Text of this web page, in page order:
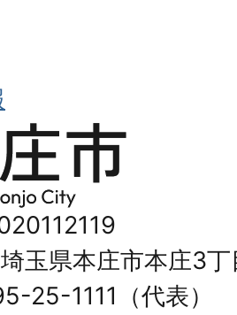
県本庄市本庄3丁
25-1111（代表）